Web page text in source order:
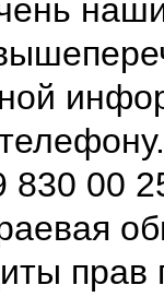
830 00
прав